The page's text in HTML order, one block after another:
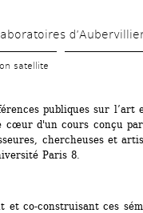
satellite
publiques sur l’art
cœur d'un cours conçu
chercheuses et
Paris 8.
et co-construisant ces